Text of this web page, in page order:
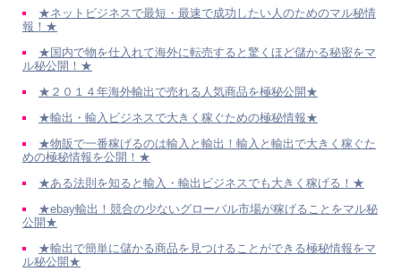
★ネットビジネスで最短・最速で成功したい人のためのマル秘情
報！★
★国内で物を仕入れて海外に転売すると驚くほど儲かる秘密をマ
ル秘公開！★
★２０１４年海外輸出で売れる人気商品を極秘公開★
★輸出・輸入ビジネスで大きく稼ぐための極秘情報★
★物販で一番稼げるのは輸入と輸出！輸入と輸出で大きく稼ぐた
めの極秘情報を公開！★
★ある法則を知ると輸入・輸出ビジネスでも大きく稼げる！★
★ebay輸出！競合の少ないグローバル市場が稼げることをマル秘
公開★
★輸出で簡単に儲かる商品を見つけることができる極秘情報をマ
ル秘公開★